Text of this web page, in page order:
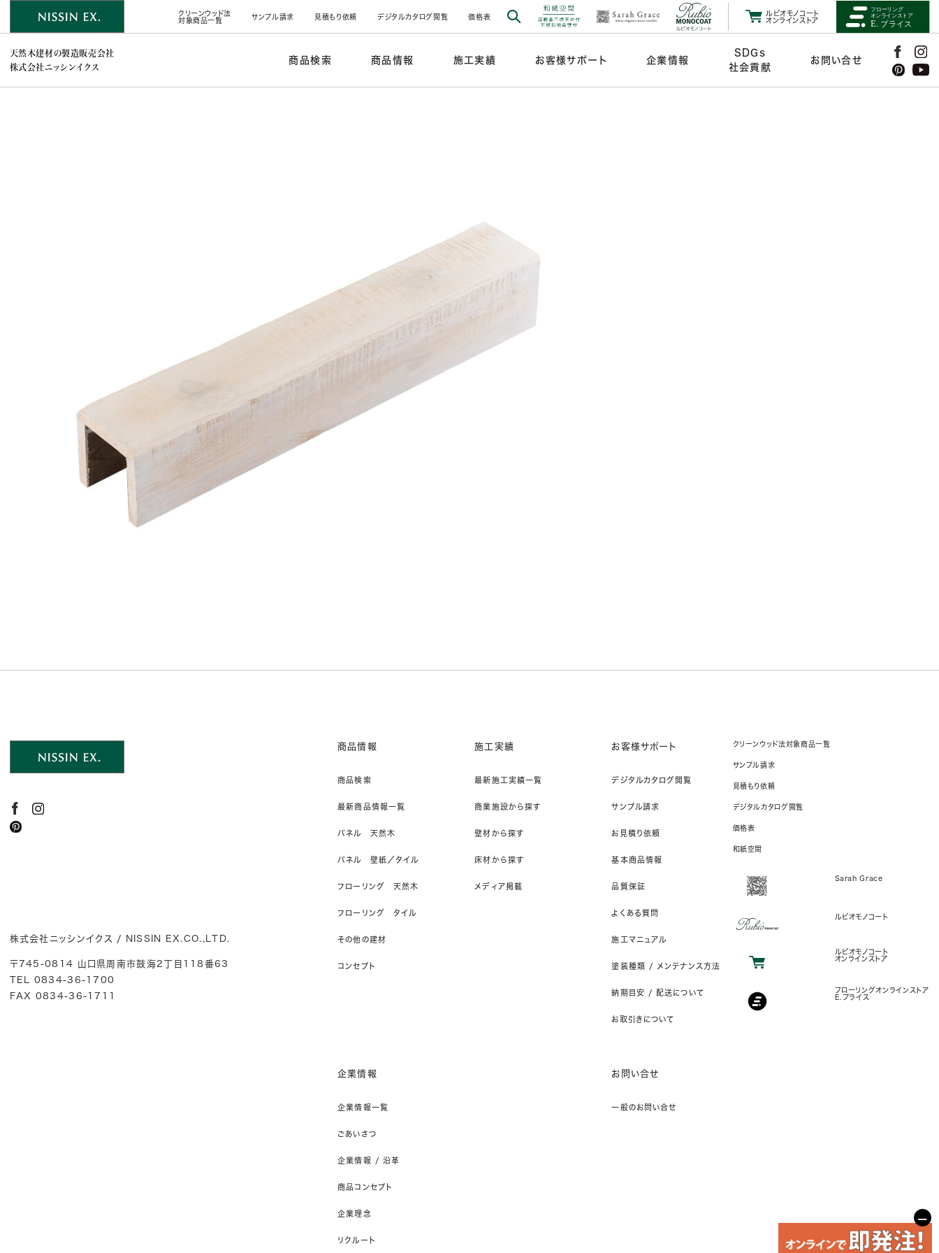
クリーンウッド法
対象商品一覧
サンプル請求 見積もり依頼 デジタルカタログ閲覧 価格表
ルビオモノコート
オンラインストア
天然木建材の製造販売会社
株式会社ニッシンイクス
商品検索 商品情報 施工実績 お客様サポート 企業情報
SDGs
社会貢献
お問い合せ
株式会社ニッシンイクス / NISSIN EX.CO.,LTD.
〒745-0814 山口県周南市鼓海2丁目118番63
TEL 0834-36-1700
FAX 0834-36-1711
商品情報
商品検索
最新商品情報一覧
パネル 天然木
パネル 壁紙／タイル
フローリング 天然木
フローリング タイル
その他の建材
コンセプト
施工実績
最新施工実績一覧
商業施設から探す
壁材から探す
床材から探す
メディア掲載
お客様サポート
デジタルカタログ閲覧
サンプル請求
お見積り依頼
基本商品情報
品質保証
よくある質問
施工マニュアル
塗装種類 / メンテナンス方法
納期目安 / 配送について
お取引きについて
企業情報
企業情報一覧
ごあいさつ
企業情報 / 沿革
商品コンセプト
企業理念
リクルート
お問い合せ
一般のお問い合せ
クリーンウッド法対象商品一覧
サンプル請求
見積もり依頼
デジタルカタログ閲覧
価格表
和紙空間
Sarah Grace
ルビオモノコート
ルビオモノコート
オンラインストア
フローリングオンラインストア
E.プライス
−